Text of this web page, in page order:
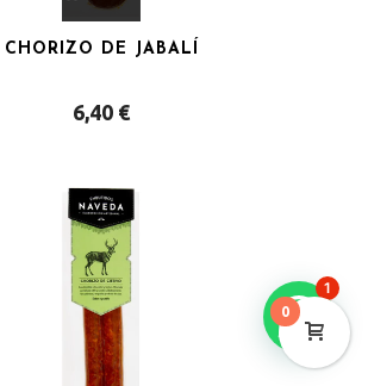
AL
CARRITO
CHORIZO DE JABALÍ
6,40 €
0
1